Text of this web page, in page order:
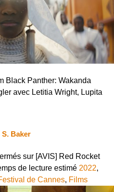
Black Panther: Wakanda
avec Letitia Wright, Lupita
S. Baker
sur [AVIS] Red Rocket
de lecture estimé 2022,
de Cannes, Films